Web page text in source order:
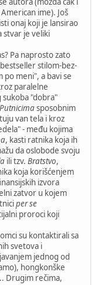
ime). Još
isti onaj koji je lansirao
stvar je veliki
Pa naprosto zato
stilom-bez-
po meni", a bavi se
paralelne
sukoba "dobra"
Putnicimasposobnim
van tela i kroz
- među kojima
, kasti ratnika koja ih
da oslobode svoju
ili tzv. Bratstvo,
koja korišćenjem
izvora
zatvor u kojem
per se
proroci koji
su kontaktirali sa
svetova i
jednog od
hongkonške
Drugim rečima,